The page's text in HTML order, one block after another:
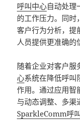
呼叫中心自动处理
的工作压力。同时
客户行为分析，提
人员提供更准确的
随着企业对客户服
心系统在降低呼叫
作用。通过应用智
与动态调整、多渠
SparkleComm呼